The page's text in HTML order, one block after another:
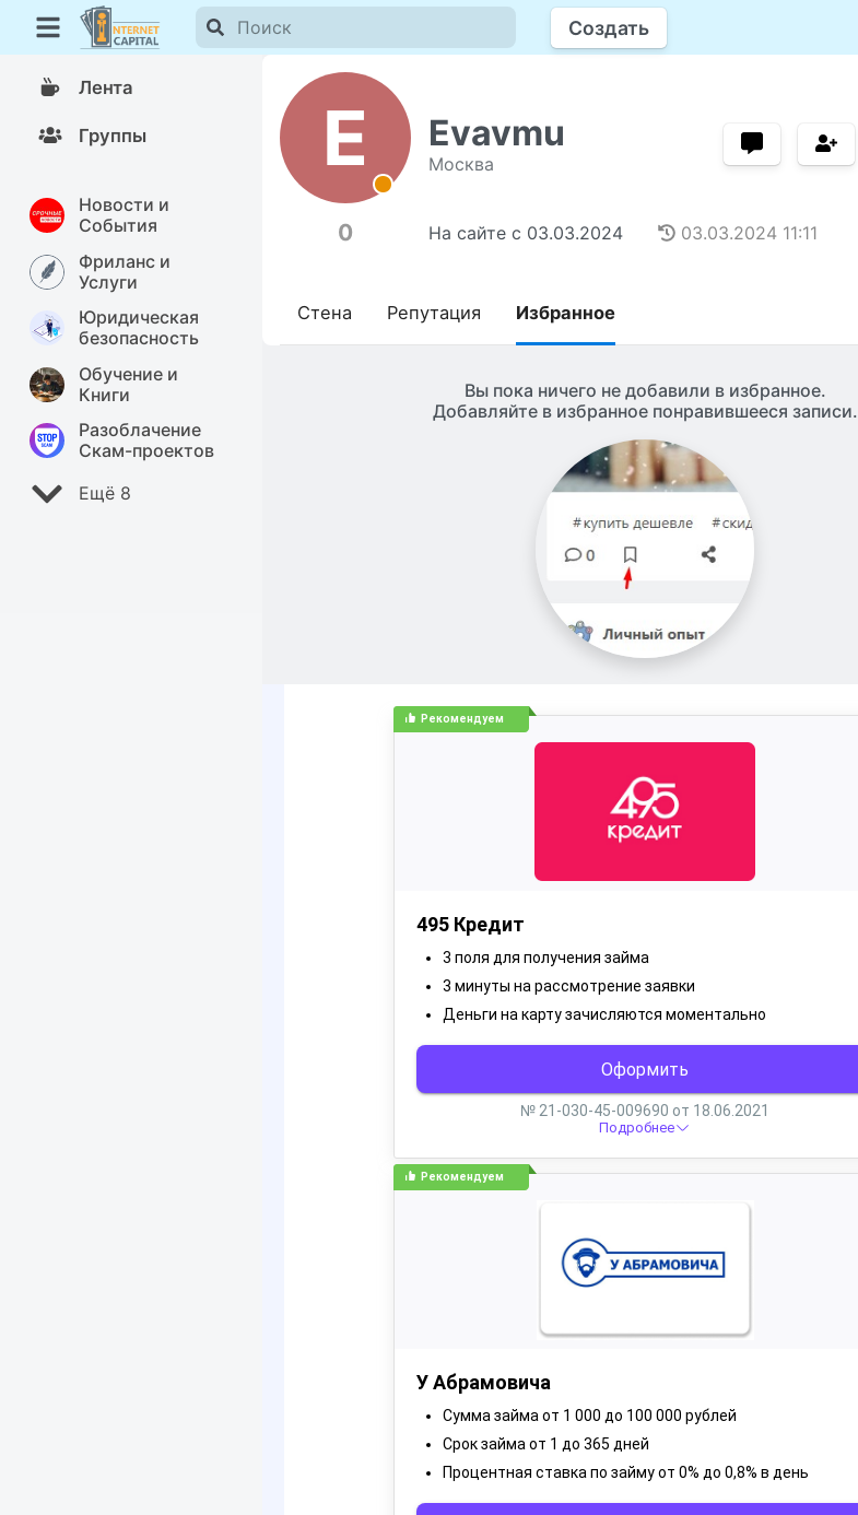
Создать
Лента
Группы
Новости и
События
Фриланс и
Услуги
Юридическая
безопасность
Обучение и
Книги
Разоблачение
Скам-проектов
Ещё 8
E Evavmu
Москва
0 На сайте с 03.03.2024 03.03.2024 11:11
Стена Репутация Избранное
Вы пока ничего не добавили в избранное.
Добавляйте в избранное понравившееся записи.